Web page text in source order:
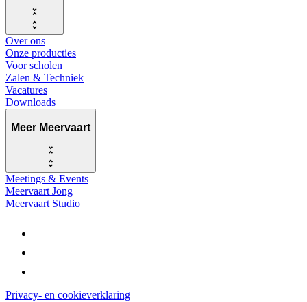
Over ons
Onze producties
Voor scholen
Zalen & Techniek
Vacatures
Downloads
Meer Meervaart
Meetings & Events
Meervaart Jong
Meervaart Studio
Privacy- en cookieverklaring